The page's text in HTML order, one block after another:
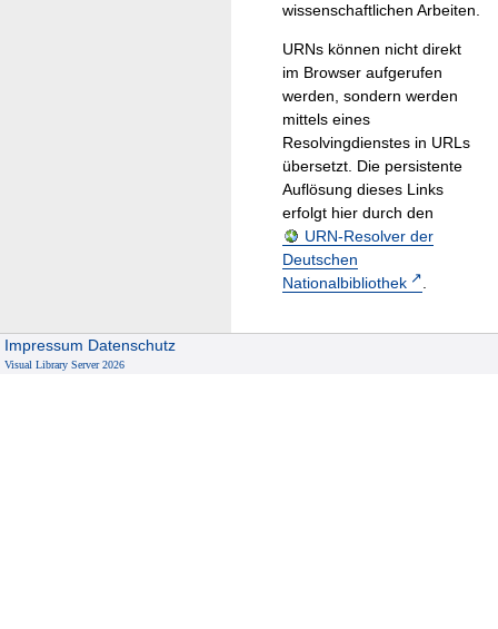
wissenschaftlichen Arbeiten.
URNs können nicht direkt
im Browser aufgerufen
werden, sondern werden
mittels eines
Resolvingdienstes in URLs
übersetzt. Die persistente
Auflösung dieses Links
erfolgt hier durch den
URN-Resolver der
Deutschen
Nationalbibliothek
.
Impressum Datenschutz
Visual Library Server 2026